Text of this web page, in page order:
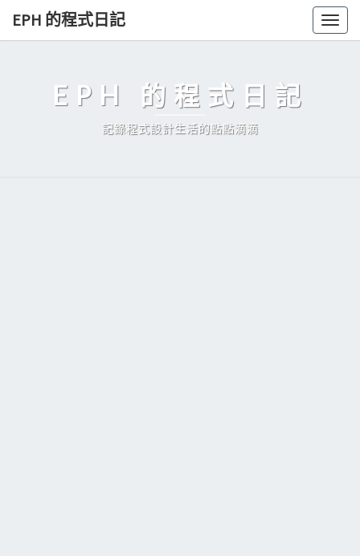
Skip
EPH 的程式日記
EPH 的程式日記
記錄程式設計生活的點點滴滴